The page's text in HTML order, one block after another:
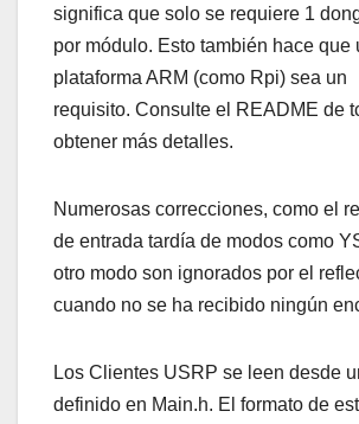
significa que solo se requiere 1
por módulo. Esto también hace que
plataforma ARM (como Rpi) sea un
requisito. Consulte el README de
obtener más detalles.
Numerosas correcciones, como el
de entrada tardía de modos como
otro modo son ignorados por el
cuando no se ha recibido ningún
Los Clientes USRP se leen desde
definido en Main.h. El formato de